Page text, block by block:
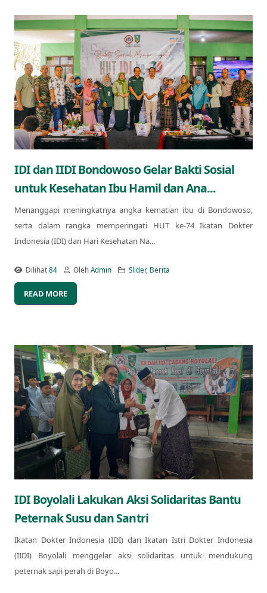
IDI dan IIDI Bondowoso Gelar Bakti Sosial
untuk Kesehatan Ibu Hamil dan Ana...
Menanggapi meningkatnya angka kematian ibu di Bondowoso,
serta dalam rangka memperingati HUT ke-74 Ikatan Dokter
Indonesia (IDI) dan Hari Kesehatan Na...
Dilihat84 OlehAdmin Slider, Berita
READ MORE
IDI Boyolali Lakukan Aksi Solidaritas Bantu
Peternak Susu dan Santri
Ikatan Dokter Indonesia (IDI) dan Ikatan Istri Dokter Indonesia
(IIDI) Boyolali menggelar aksi solidaritas untuk mendukung
peternak sapi perah di Boyo...